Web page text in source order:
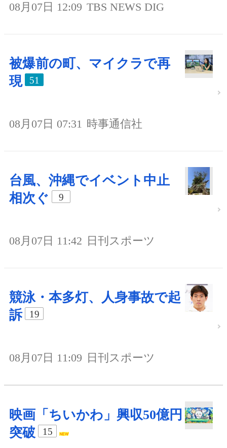
08月07日 12:09 TBS NEWS DIG
被爆前の町、マイクラで再
現
51
08月07日 07:31 時事通信社
台風、沖縄でイベント中止
相次ぐ
9
08月07日 11:42 日刊スポーツ
競泳・本多灯、人身事故で起
訴
19
08月07日 11:09 日刊スポーツ
映画「ちいかわ」興収50億円
突破
15